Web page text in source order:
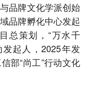
品牌文化学派创始
品牌孵化中心发起
总策划，“万水千
起人，2025年发
部“尚工”行动文化